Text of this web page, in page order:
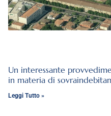
Un interessante
in materia di
Leggi Tutto »